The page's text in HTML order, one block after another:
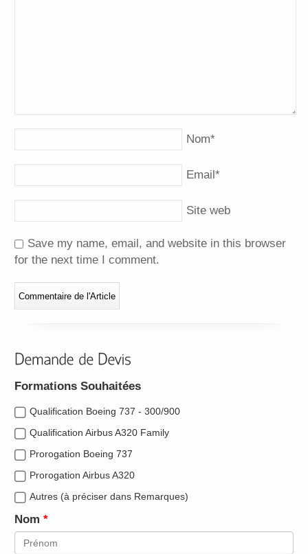
Nom*
Email*
Site web
Save my name, email, and website in this browser
for the next time I comment.
Formations Souhaitées
Qualification Boeing 737 - 300/900
Qualification Airbus A320 Family
Prorogation Boeing 737
Prorogation Airbus A320
Autres (à préciser dans Remarques)
Nom